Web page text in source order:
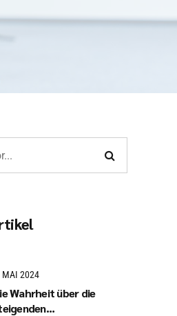
MAI 2024
Wahrheit über die